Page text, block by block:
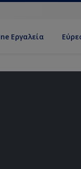
Εργαλεία